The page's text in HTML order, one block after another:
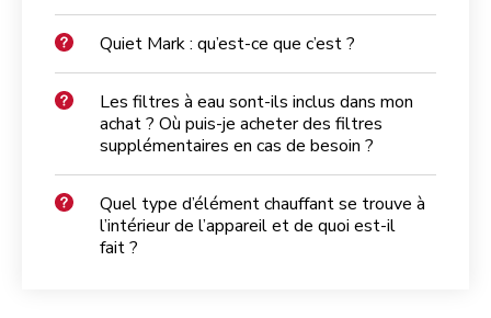
Quiet Mark : qu’est-ce que c’est ?
Les filtres à eau sont-ils inclus dans mon
achat ? Où puis-je acheter des filtres
supplémentaires en cas de besoin ?
Quel type d’élément chauffant se trouve à
l’intérieur de l’appareil et de quoi est-il
fait ?